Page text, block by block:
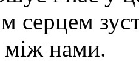
серцем
між нами.